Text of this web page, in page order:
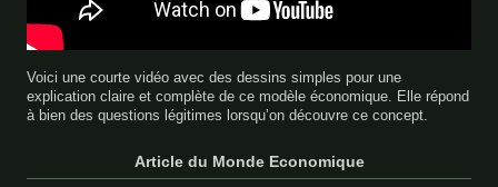
Voici une courte vidéo avec des dessins simples pour une
explication claire et complète de ce modèle économique. Elle répond
à bien des questions légitimes lorsqu’on découvre ce concept.
Article du Monde Economique